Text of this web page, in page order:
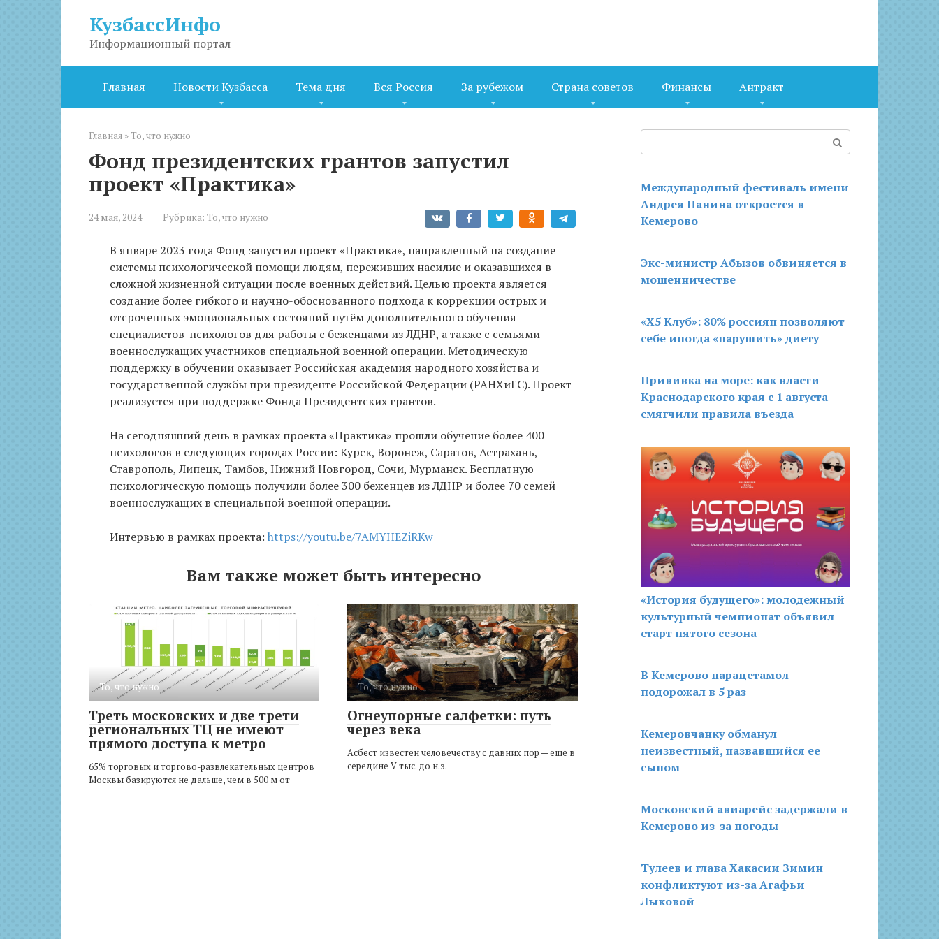
КузбассИнфо
Информационный портал
Главная Новости Кузбасса Тема дня Вся Россия За рубежом Страна советов Финансы Антракт
Главная » То, что нужно
Фонд президентских грантов запустил
проект «Практика»
24 мая, 2024 Рубрика: То, что нужно
В январе 2023 года Фонд запустил проект «Практика», направленный на создание
системы психологической помощи людям, переживших насилие и оказавшихся в
сложной жизненной ситуации после военных действий. Целью проекта является
создание более гибкого и научно-обоснованного подхода к коррекции острых и
отсроченных эмоциональных состояний путём дополнительного обучения
специалистов-психологов для работы с беженцами из ЛДНР, а также с семьями
военнослужащих участников специальной военной операции. Методическую
поддержку в обучении оказывает Российская академия народного хозяйства и
государственной службы при президенте Российской Федерации (РАНХиГС). Проект
реализуется при поддержке Фонда Президентских грантов.
На сегодняшний день в рамках проекта «Практика» прошли обучение более 400
психологов в следующих городах России: Курск, Воронеж, Саратов, Астрахань,
Ставрополь, Липецк, Тамбов, Нижний Новгород, Сочи, Мурманск. Бесплатную
психологическую помощь получили более 300 беженцев из ЛДНР и более 70 семей
военнослужащих в специальной военной операции.
Интервью в рамках проекта: https://youtu.be/7AMYHEZiRKw
Вам также может быть интересно
То, что нужно
Треть московских и две трети
региональных ТЦ не имеют
прямого доступа к метро
65% торговых и торгово-развлекательных центров
Москвы базируются не дальше, чем в 500 м от
То, что нужно
Огнеупорные салфетки: путь
через века
Асбест известен человечеству с давних пор — еще в
середине V тыс. до н.э.
Международный фестиваль имени
Андрея Панина откроется в
Кемерово
Экс-министр Абызов обвиняется в
мошенничестве
«X5 Клуб»: 80% россиян позволяют
себе иногда «нарушить» диету
Прививка на море: как власти
Краснодарского края с 1 августа
смягчили правила въезда
«История будущего»: молодежный
культурный чемпионат объявил
старт пятого сезона
В Кемерово парацетамол
подорожал в 5 раз
Кемеровчанку обманул
неизвестный, назвавшийся ее
сыном
Московский авиарейс задержали в
Кемерово из-за погоды
Тулеев и глава Хакасии Зимин
конфликтуют из-за Агафьи
Лыковой